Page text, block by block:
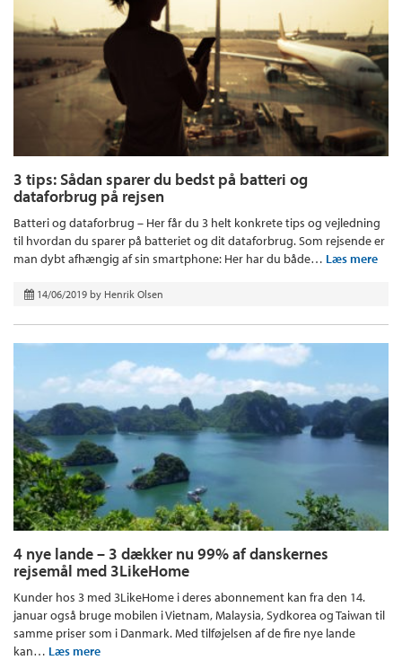
3 tips: Sådan sparer du bedst på batteri og
dataforbrug på rejsen
Batteri og dataforbrug – Her får du 3 helt konkrete tips og vejledning
til hvordan du sparer på batteriet og dit dataforbrug. Som rejsende er
man dybt afhængig af sin smartphone: Her har du både… Læs mere
14/06/2019 by Henrik Olsen
4 nye lande – 3 dækker nu 99% af danskernes
rejsemål med 3LikeHome
Kunder hos 3 med 3LikeHome i deres abonnement kan fra den 14.
januar også bruge mobilen i Vietnam, Malaysia, Sydkorea og Taiwan til
samme priser som i Danmark. Med tilføjelsen af de fire nye lande
kan… Læs mere